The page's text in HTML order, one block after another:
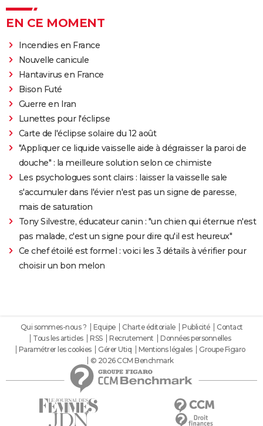
EN CE MOMENT
Incendies en France
Nouvelle canicule
Hantavirus en France
Bison Futé
Guerre en Iran
Lunettes pour l'éclipse
Carte de l'éclipse solaire du 12 août
"Appliquer ce liquide vaisselle aide à dégraisser la paroi de
douche" : la meilleure solution selon ce chimiste
Les psychologues sont clairs : laisser la vaisselle sale
s'accumuler dans l'évier n'est pas un signe de paresse,
mais de saturation
Tony Silvestre, éducateur canin : "un chien qui éternue n'est
pas malade, c'est un signe pour dire qu'il est heureux"
Ce chef étoilé est formel : voici les 3 détails à vérifier pour
choisir un bon melon
Qui sommes-nous ? Equipe Charte éditoriale Publicité
Contact
Tous les articles
RSS Recrutement
Données personnelles
Paramétrer les cookies
Gérer Utiq Mentions légales
Groupe Figaro
© 2026 CCM Benchmark